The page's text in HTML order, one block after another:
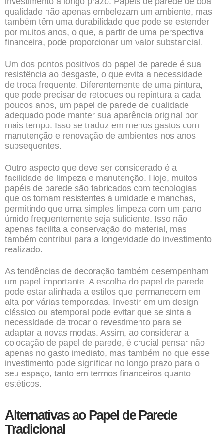
qualidade não apenas embelezam um ambiente, mas
também têm uma durabilidade que pode se estender
por muitos anos, o que, a partir de uma perspectiva
financeira, pode proporcionar um valor substancial.
Um dos pontos positivos do papel de parede é sua
resistência ao desgaste, o que evita a necessidade
de troca frequente. Diferentemente de uma pintura,
que pode precisar de retoques ou repintura a cada
poucos anos, um papel de parede de qualidade
adequado pode manter sua aparência original por
mais tempo. Isso se traduz em menos gastos com
manutenção e renovação de ambientes nos anos
subsequentes.
Outro aspecto que deve ser considerado é a
facilidade de limpeza e manutenção. Hoje, muitos
papéis de parede são fabricados com tecnologias
que os tornam resistentes à umidade e manchas,
permitindo que uma simples limpeza com um pano
úmido frequentemente seja suficiente. Isso não
apenas facilita a conservação do material, mas
também contribui para a longevidade do investimento
realizado.
As tendências de decoração também desempenham
um papel importante. A escolha do papel de parede
pode estar alinhada a estilos que permanecem em
alta por várias temporadas. Investir em um design
clássico ou atemporal pode evitar que se sinta a
necessidade de trocar o revestimento para se
adaptar a novas modas. Assim, ao considerar a
colocação de papel de parede, é crucial pensar não
apenas no gasto imediato, mas também no que esse
investimento pode significar no longo prazo para o
seu espaço, tanto em termos financeiros quanto
estéticos.
Alternativas ao Papel de Parede
Tradicional